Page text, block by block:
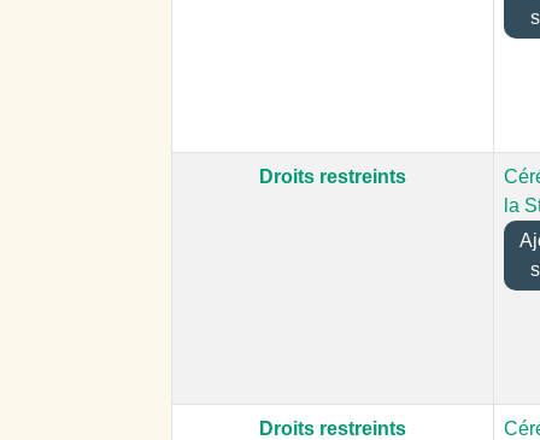
Droits restreints
la
Droits restreints